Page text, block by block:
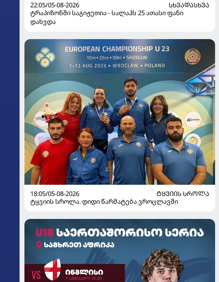
22:05/05-08-2026
ᲡᲮᲕᲐᲓᲐᲡᲮᲕᲐ
ტრაპიზონში საგიჟეთია - სალაჰს 25 ათასი ფანი
დახვდა
18:05/05-08-2026
ᲢᲧᲕᲘᲘᲡ ᲡᲠᲝᲚᲐ
ტყვიის სროლა. დიდი წარმატება ვროცლავში